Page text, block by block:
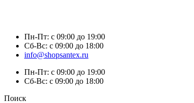
Пн-Пт: с 09:00 до 19:00
Сб-Вс: с 09:00 до 18:00
info@shopsantex.ru
Пн-Пт: с 09:00 до 19:00
Сб-Вс: с 09:00 до 18:00
Поиск